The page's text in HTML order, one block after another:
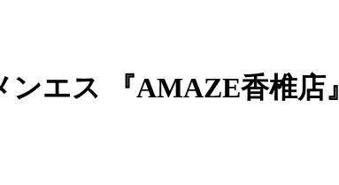
エス 『AMAZE香椎店』